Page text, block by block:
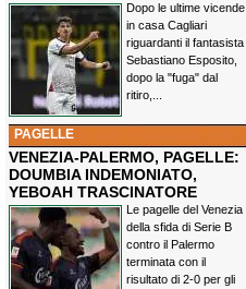
Dopo le ultime vicende
in casa Cagliari
riguardanti il fantasista
Sebastiano Esposito,
dopo la "fuga" dal
ritiro,...
PAGELLE
VENEZIA-PALERMO, PAGELLE:
DOUMBIA INDEMONIATO,
YEBOAH TRASCINATORE
Le pagelle del Venezia
della sfida di Serie B
contro il Palermo
terminata con il
risultato di 2-0 per gli